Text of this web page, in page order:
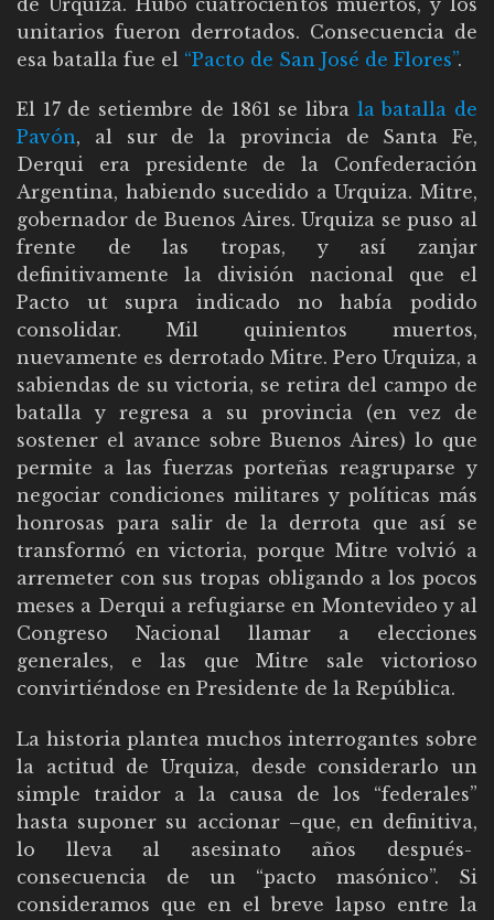
unitarios fueron derrotados. Consecuencia de
esa batalla fue el “Pacto de San José de Flores”.
El 17 de setiembre de 1861 se libra la batalla de
Pavón, al sur de la provincia de Santa Fe,
Derqui era presidente de la Confederación
Argentina, habiendo sucedido a Urquiza. Mitre,
gobernador de Buenos Aires. Urquiza se puso al
frente de las tropas, y así zanjar
definitivamente la división nacional que el
Pacto ut supra indicado no había podido
consolidar. Mil quinientos muertos,
nuevamente es derrotado Mitre. Pero Urquiza, a
sabiendas de su victoria, se retira del campo de
batalla y regresa a su provincia (en vez de
sostener el avance sobre Buenos Aires) lo que
permite a las fuerzas porteñas reagruparse y
negociar condiciones militares y políticas más
honrosas para salir de la derrota que así se
transformó en victoria, porque Mitre volvió a
arremeter con sus tropas obligando a los pocos
meses a Derqui a refugiarse en Montevideo y al
Congreso Nacional llamar a elecciones
generales, e las que Mitre sale victorioso
convirtiéndose en Presidente de la República.
La historia plantea muchos interrogantes sobre
la actitud de Urquiza, desde considerarlo un
simple traidor a la causa de los “federales”
hasta suponer su accionar –que, en definitiva,
lo lleva al asesinato años después-
consecuencia de un “pacto masónico”. Si
consideramos que en el breve lapso entre la